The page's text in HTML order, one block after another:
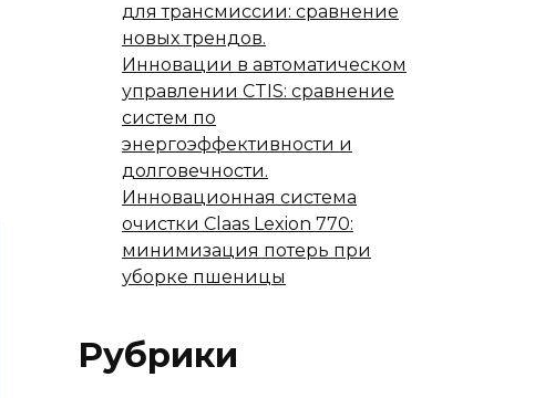
для трансмиссии: сравнение
новых трендов.
Инновации в автоматическом
управлении CTIS: сравнение
систем по
энергоэффективности и
долговечности.
Инновационная система
очистки Claas Lexion 770:
минимизация потерь при
уборке пшеницы
Рубрики